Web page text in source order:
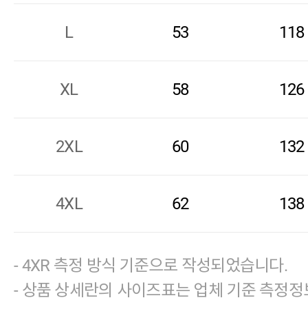
L 53 118
XL 58 126
2XL 60 132
4XL 62 138
- 4XR 측정 방식 기준으로 작성되었습니다.
- 상품 상세란의 사이즈표는 업체 기준 측정정